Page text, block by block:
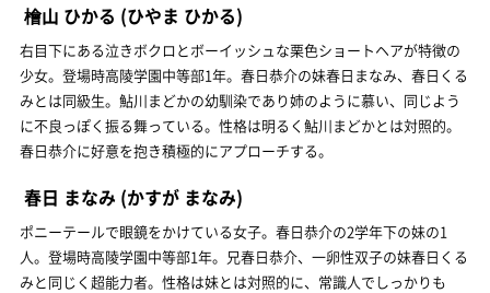
檜山 ひかる (ひやま ひかる)
右目下にある泣きボクロとボーイッシュな栗色ショートヘアが特徴の
少女。登場時高陵学園中等部1年。春日恭介の妹春日まなみ、春日くる
みとは同級生。鮎川まどかの幼馴染であり姉のように慕い、同じよう
に不良っぽく振る舞っている。性格は明るく鮎川まどかとは対照的。
春日恭介に好意を抱き積極的にアプローチする。
春日 まなみ (かすが まなみ)
ポニーテールで眼鏡をかけている女子。春日恭介の2学年下の妹の1
人。登場時高陵学園中等部1年。兄春日恭介、一卵性双子の妹春日くる
みと同じく超能力者。性格は妹とは対照的に、常識人でしっかりも